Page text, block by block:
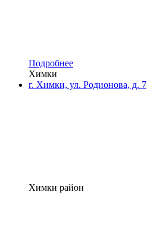
Подробнее
Химки
г. Химки, ул. Родионова, д. 7
Химки район